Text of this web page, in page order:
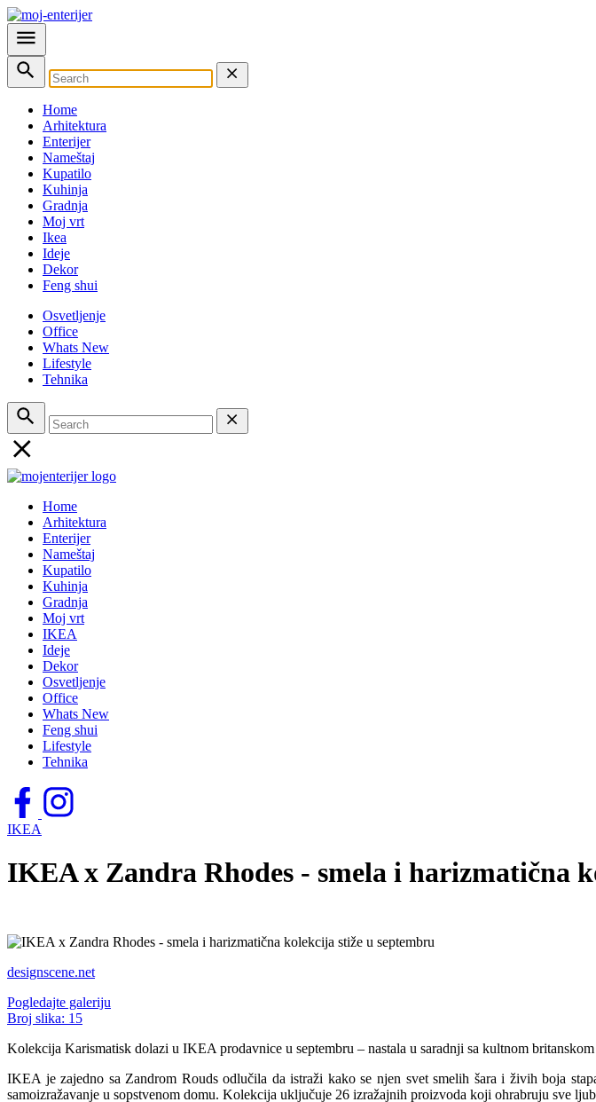
Home
Arhitektura
Enterijer
Nameštaj
Kupatilo
Kuhinja
Gradnja
Moj vrt
Ikea
Ideje
Dekor
Feng shui
Osvetljenje
Office
Whats New
Lifestyle
Tehnika
Home
Arhitektura
Enterijer
Nameštaj
Kupatilo
Kuhinja
Gradnja
Moj vrt
IKEA
Ideje
Dekor
Osvetljenje
Office
Whats New
Feng shui
Lifestyle
Tehnika
IKEA
IKEA x Zandra Rhodes - smela i harizmatična
designscene.net
Pogledajte galeriju
Broj slika: 15
Kolekcija Karismatisk dolazi u IKEA prodavnice u septembru – nastala u saradnji sa kultnom
IKEA je zajedno sa Zandrom Rouds odlučila da istraži kako se njen svet smelih šara i živih boja
samoizražavanje u sopstvenom domu. Kolekcija uključuje 26 izražajnih proizvoda koji ohrabruju sve